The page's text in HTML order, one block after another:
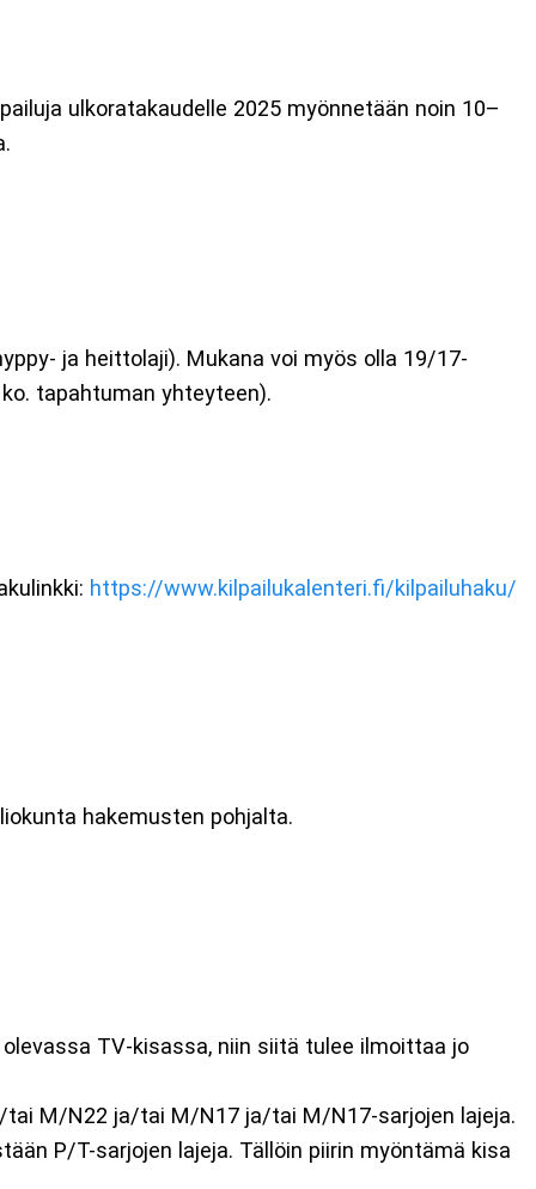
ulkoratakaudelle 2025 myönnetään noin 10–
ja heittolaji). Mukana voi myös olla 19/17-
tapahtuman yhteyteen).
https://www.kilpailukalenteri.fi/kilpailuhaku/
hakemusten pohjalta.
TV-kisassa, niin siitä tulee ilmoittaa jo
tai M/N22 ja/tai M/N17 ja/tai M/N17-sarjojen lajeja.
P/T-sarjojen lajeja. Tällöin piirin myöntämä kisa